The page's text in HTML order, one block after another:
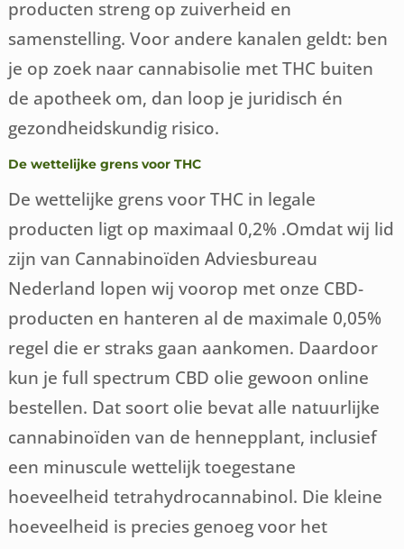
producten streng op zuiverheid en
samenstelling. Voor andere kanalen geldt: ben
je op zoek naar cannabisolie met THC buiten
de apotheek om, dan loop je juridisch én
gezondheidskundig risico.
De wettelijke grens voor THC
De wettelijke grens voor THC in legale
producten ligt op maximaal 0,2% .Omdat wij lid
zijn van Cannabinoïden Adviesbureau
Nederland lopen wij voorop met onze CBD-
producten en hanteren al de maximale 0,05%
regel die er straks gaan aankomen. Daardoor
kun je full spectrum CBD olie gewoon online
bestellen. Dat soort olie bevat alle natuurlijke
cannabinoïden van de hennepplant, inclusief
een minuscule wettelijk toegestane
hoeveelheid tetrahydrocannabinol. Die kleine
hoeveelheid is precies genoeg voor het